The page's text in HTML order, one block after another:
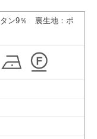
タン9％ 裏生地：ポ